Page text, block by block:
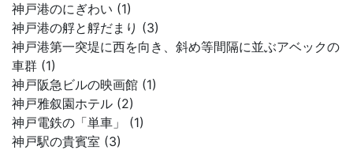
神戸港のにぎわい (1)
神戸港の艀と艀だまり (3)
神戸港第一突堤に西を向き、斜め等間隔に並ぶアベックの
車群 (1)
神戸阪急ビルの映画館 (1)
神戸雅叙園ホテル (2)
神戸電鉄の「単車」 (1)
神戸駅の貴賓室 (3)